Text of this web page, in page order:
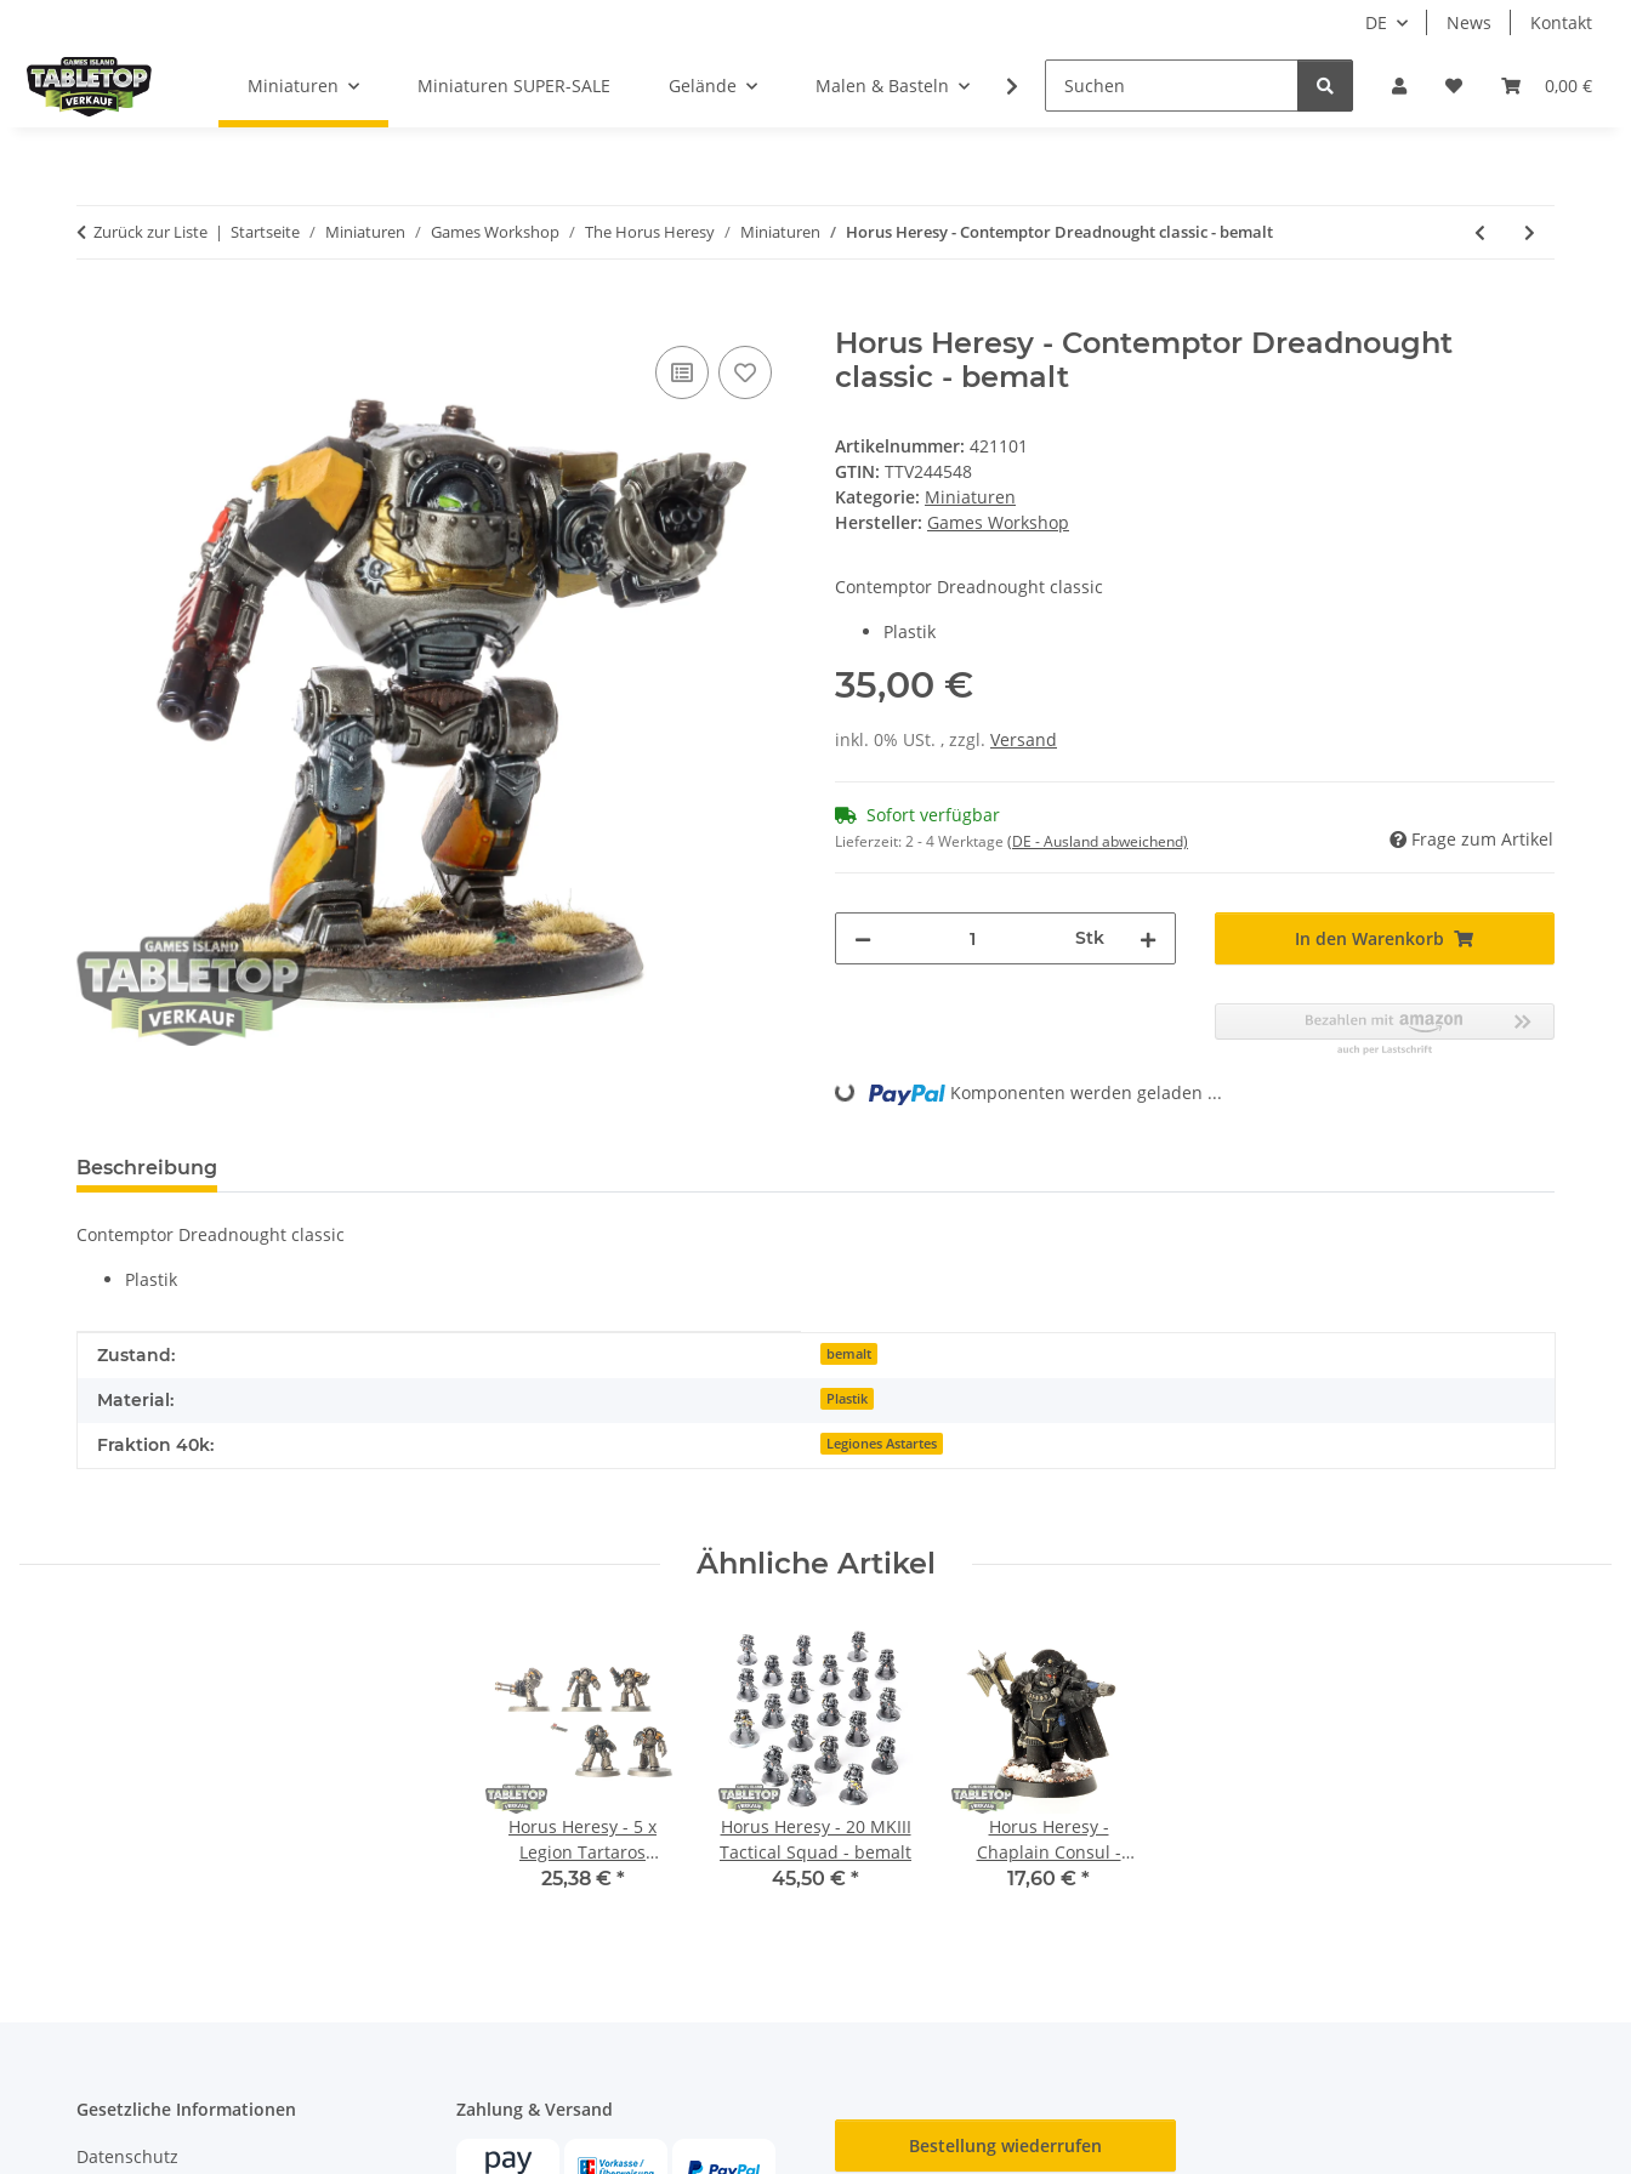
DE News Kontakt
0,00 €
Miniaturen Miniaturen SUPER-SALE Gelände Malen & Basteln Rollenspiele Tabletop Zubehör Hersteller
Zurück zur Liste Startseite Miniaturen Games Workshop The Horus Heresy Miniaturen Horus Heresy - Contemptor Dreadnought classic - bemalt
Horus Heresy - Contemptor Dreadnought
classic - bemalt
Artikelnummer: 421101
GTIN: TTV244548
Kategorie: Miniaturen
Hersteller: Games Workshop
Contemptor Dreadnought classic
Plastik
35,00 €
inkl. 0% USt. , zzgl. Versand
Sofort verfügbar
Lieferzeit:2 - 4 Werktage (DE - Ausland abweichend) Frage zum Artikel
Stk In den Warenkorb
Loading... Komponenten werden geladen ...
Beschreibung
Contemptor Dreadnought classic
Plastik
Produkteigenschaft
Wert
Zustand: bemalt
Material: Plastik
Fraktion 40k: Legiones Astartes
Ähnliche Artikel
Horus Heresy - 5 x
Legion Tartaros
Terminator Squad -
25,38 € *
Horus Heresy - 20 MKIII
Tactical Squad - bemalt
45,50 € *
Horus Heresy -
Chaplain Consul -
bemalt
17,60 € *
Gesetzliche Informationen
Datenschutz
Zahlung & Versand
Bestellung wiederrufen